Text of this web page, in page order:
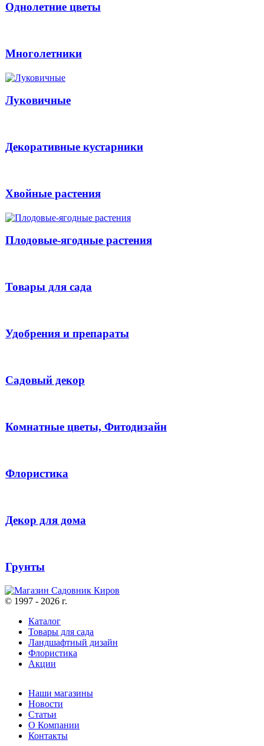
Однолетние цветы
Многолетники
Луковичные
Декоративные кустарники
Хвойные растения
Плодовые-ягодные растения
Товары для сада
Удобрения и препараты
Садовый декор
Комнатные цветы, Фитодизайн
Флористика
Декор для дома
Грунты
© 1997 - 2026 г.
Каталог
Товары для сада
Ландшафтный дизайн
Флористика
Акции
Наши магазины
Новости
Статьи
О Компании
Контакты